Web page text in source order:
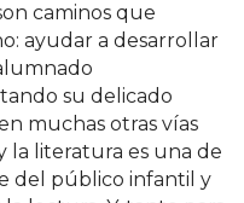
caminos que
ayudar a desarrollar
su delicado
muchas otras vías
la literatura es una de
del público infantil y